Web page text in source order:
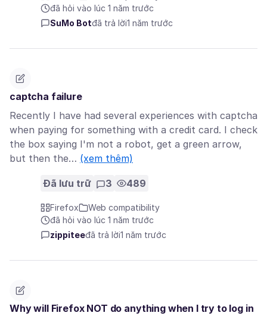
đã hỏi vào lúc 1 năm trước
SuMo Botđã trả lời1 năm trước
captcha failure
Recently I have had several experiences with captcha
when paying for something with a credit card. I check
the box saying I'm not a robot, get a green arrow,
but then the… (xem thêm)
Đã lưu trữ 3 489
Firefox
Web compatibility
đã hỏi vào lúc 1 năm trước
zippiteeđã trả lời1 năm trước
Why will Firefox NOT do anything when I try to log in